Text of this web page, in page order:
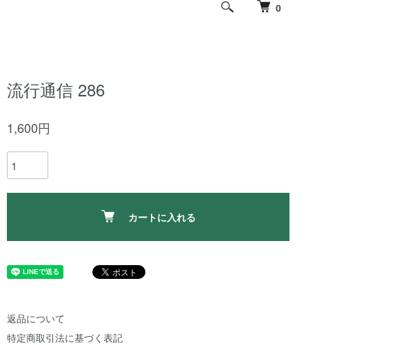
0
流行通信 286
1,600円
カートに入れる
返品について
特定商取引法に基づく表記